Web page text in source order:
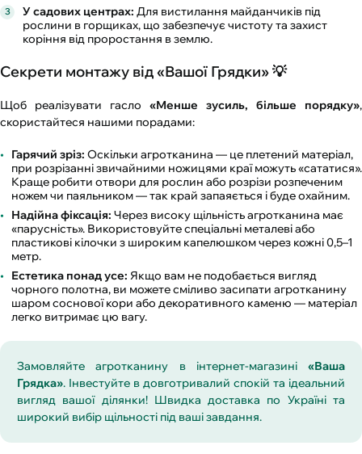
У садових центрах: Для вистилання майданчиків під
рослини в горщиках, що забезпечує чистоту та захист
коріння від проростання в землю.
Секрети монтажу від «Вашої Грядки» 💡
Щоб реалізувати гасло «Менше зусиль, більше порядку»,
скористайтеся нашими порадами:
Гарячий зріз: Оскільки агротканина — це плетений матеріал,
при розрізанні звичайними ножицями краї можуть «сататися».
Краще робити отвори для рослин або розрізи розпеченим
ножем чи паяльником — так край запаяється і буде охайним.
Надійна фіксація: Через високу щільність агротканина має
«парусність». Використовуйте спеціальні металеві або
пластикові кілочки з широким капелюшком через кожні 0,5–1
метр.
Естетика понад усе: Якщо вам не подобається вигляд
чорного полотна, ви можете сміливо засипати агротканину
шаром соснової кори або декоративного каменю — матеріал
легко витримає цю вагу.
Замовляйте агротканину в інтернет-магазині «Ваша
Грядка». Інвестуйте в довготривалий спокій та ідеальний
вигляд вашої ділянки! Швидка доставка по Україні та
широкий вибір щільності під ваші завдання.